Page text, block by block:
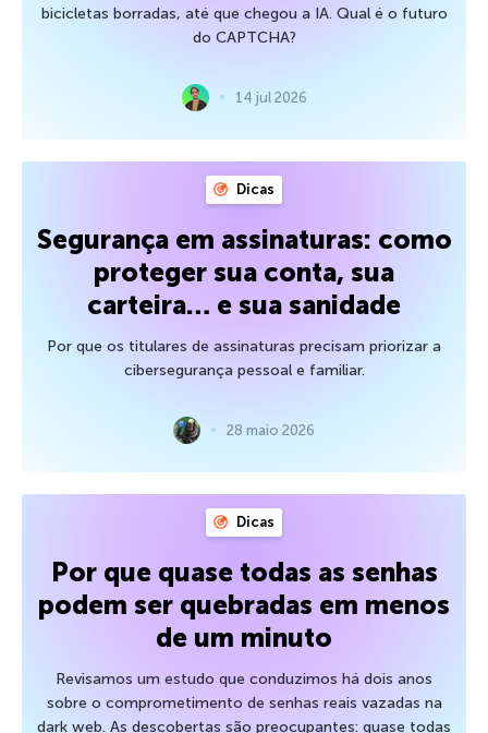
bicicletas borradas, até que chegou a IA. Qual é o futuro
do CAPTCHA?
14 jul 2026
Dicas
Segurança em assinaturas: como
proteger sua conta, sua
carteira… e sua sanidade
Por que os titulares de assinaturas precisam priorizar a
cibersegurança pessoal e familiar.
28 maio 2026
Dicas
Por que quase todas as senhas
podem ser quebradas em menos
de um minuto
Revisamos um estudo que conduzimos há dois anos
sobre o comprometimento de senhas reais vazadas na
dark web. As descobertas são preocupantes: quase todas